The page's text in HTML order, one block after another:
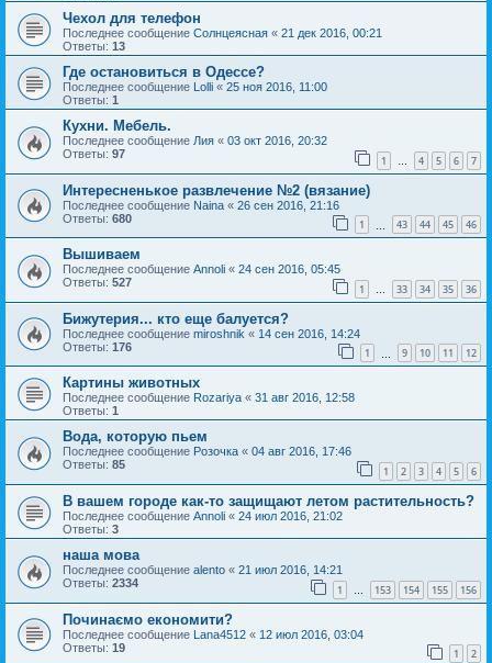
Чехол для телефон
Последнее сообщение Солнцеясная « 21 дек 2016, 00:21
Ответы: 13
Где остановиться в Одессе?
Последнее сообщение Lolli « 25 ноя 2016, 11:00
Ответы: 1
Кухни. Мебель.
Последнее сообщение Лия « 03 окт 2016, 20:32
Ответы: 97 1 4 5 6 7
Интересненькое развлечение №2 (вязание)
Последнее сообщение Naina « 26 сен 2016, 21:16
Ответы: 680 1 43 44 45 46
Вышиваем
Последнее сообщение Annoli « 24 сен 2016, 05:45
Ответы: 527 1 … 33 34 35 36
Бижутерия... кто еще балуется?
Последнее сообщение miroshnik « 14 сен 2016, 14:24
Ответы: 176 1 9 10 11 12
Картины животных
Последнее сообщение Rozariya « 31 авг 2016, 12:58
Ответы: 1
Вода, которую пьем
Последнее сообщение Розочка « 04 авг 2016, 17:46
Ответы: 85 1 2 3 4 5 6
В вашем городе как-то защищают летом растительность?
Последнее сообщение Annoli « 24 июл 2016, 21:02
Ответы: 3
наша мова
Последнее сообщение alento « 21 июл 2016, 14:21
Ответы: 2334 1 … 153 154 155 156
Починаємо економити?
Последнее сообщение Lana4512 « 12 июл 2016, 03:04
Ответы: 19 1 2